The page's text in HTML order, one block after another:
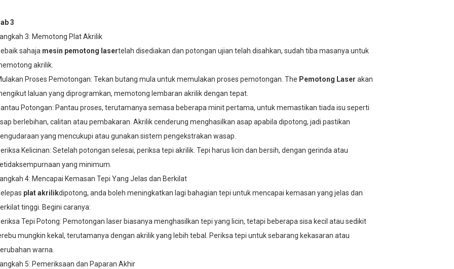
3
3: Memotong Plat Akrilik
sahaja mesin pemotong lasertelah disediakan dan potongan ujian telah disahkan, sudah tiba masanya untuk
akrilik.
Proses Pemotongan: Tekan butang mula untuk memulakan proses pemotongan. The Pemotong Laser akan
laluan yang diprogramkan, memotong lembaran akrilik dengan tepat.
Potongan: Pantau proses, terutamanya semasa beberapa minit pertama, untuk memastikan tiada isu seperti
berlebihan, calitan atau pembakaran. Akrilik cenderung menghasilkan asap apabila dipotong, jadi pastikan
yang mencukupi atau gunakan sistem pengekstrakan wasap.
Kelicinan: Setelah potongan selesai, periksa tepi akrilik. Tepi harus licin dan bersih, dengan gerinda atau
yang minimum.
4: Mencapai Kemasan Tepi Yang Jelas dan Berkilat
plat akrilikdipotong, anda boleh meningkatkan lagi bahagian tepi untuk mencapai kemasan yang jelas dan
tinggi. Begini caranya:
Tepi Potong: Pemotongan laser biasanya menghasilkan tepi yang licin, tetapi beberapa sisa kecil atau sedikit
mungkin kekal, terutamanya dengan akrilik yang lebih tebal. Periksa tepi untuk sebarang kekasaran atau
warna.
5: Pemeriksaan dan Paparan Akhir